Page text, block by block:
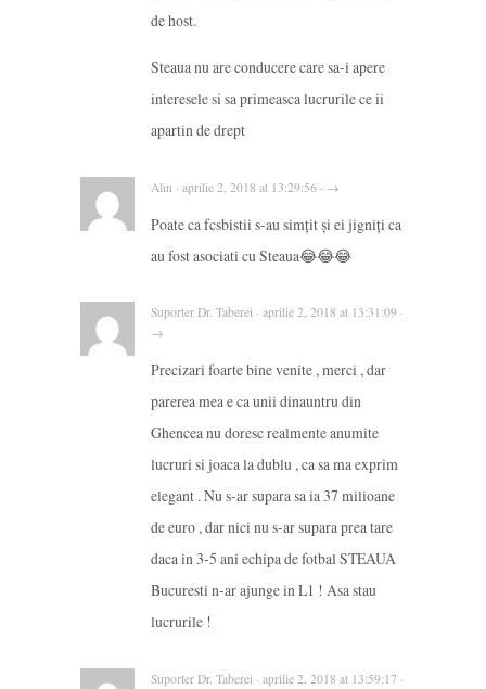
de host.
Steaua nu are conducere care sa-i apere
interesele si sa primeasca lucrurile ce ii
apartin de drept
Alin · aprilie 2, 2018 at 13:29:56 · →
Poate ca fcsbistii s-au simțit și ei jigniți ca
au fost asociati cu Steaua😂😂😂
Suporter Dr. Taberei · aprilie 2, 2018 at 13:31:09 ·
→
Precizari foarte bine venite , merci , dar
parerea mea e ca unii dinauntru din
Ghencea nu doresc realmente anumite
lucruri si joaca la dublu , ca sa ma exprim
elegant . Nu s-ar supara sa ia 37 milioane
de euro , dar nici nu s-ar supara prea tare
daca in 3-5 ani echipa de fotbal STEAUA
Bucuresti n-ar ajunge in L1 ! Asa stau
lucrurile !
Suporter Dr. Taberei · aprilie 2, 2018 at 13:59:17 ·